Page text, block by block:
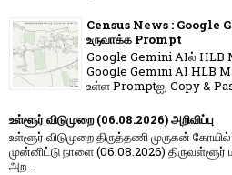
Census News :
உருவாக்க Prompt
Google Gemini AIல் HLB
Google Gemini AI HLB
உள்ள Promptஐ, Copy &
உள்ளூர் விடுமுறை (06.08.2026) அறிவிப்பு
உள்ளூர் விடுமுறை திருத்தணி முருகன்
முன்னிட்டு நாளை (06.08.2026) திருவள்ளூர்
அற...